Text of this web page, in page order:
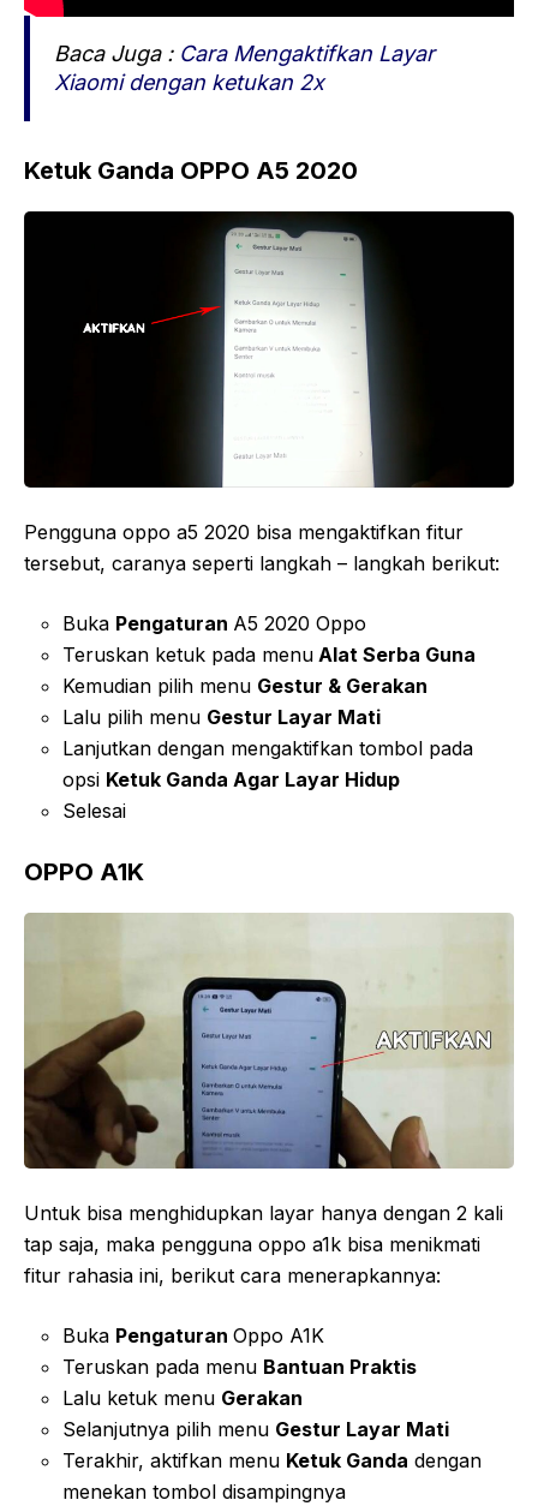
Baca Juga : Cara Mengaktifkan Layar
Xiaomi dengan ketukan 2x
Ketuk Ganda OPPO A5 2020
Pengguna oppo a5 2020 bisa mengaktifkan fitur
tersebut, caranya seperti langkah – langkah berikut:
Buka Pengaturan A5 2020 Oppo
Teruskan ketuk pada menu Alat Serba Guna
Kemudian pilih menu Gestur & Gerakan
Lalu pilih menu Gestur Layar Mati
Lanjutkan dengan mengaktifkan tombol pada
opsi Ketuk Ganda Agar Layar Hidup
Selesai
OPPO A1K
Untuk bisa menghidupkan layar hanya dengan 2 kali
tap saja, maka pengguna oppo a1k bisa menikmati
fitur rahasia ini, berikut cara menerapkannya:
Buka Pengaturan Oppo A1K
Teruskan pada menu Bantuan Praktis
Lalu ketuk menu Gerakan
Selanjutnya pilih menu Gestur Layar Mati
Terakhir, aktifkan menu Ketuk Ganda dengan
menekan tombol disampingnya